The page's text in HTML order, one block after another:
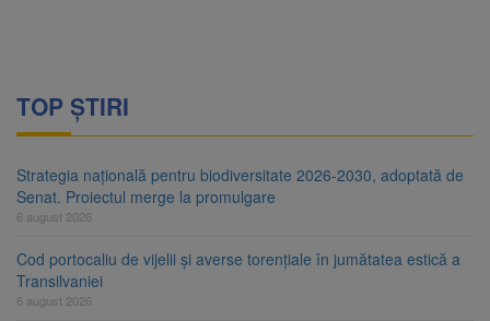
TOP ȘTIRI
Strategia națională pentru biodiversitate 2026-2030, adoptată de
Senat. Proiectul merge la promulgare
6 august 2026
Cod portocaliu de vijelii și averse torențiale în jumătatea estică a
Transilvaniei
6 august 2026